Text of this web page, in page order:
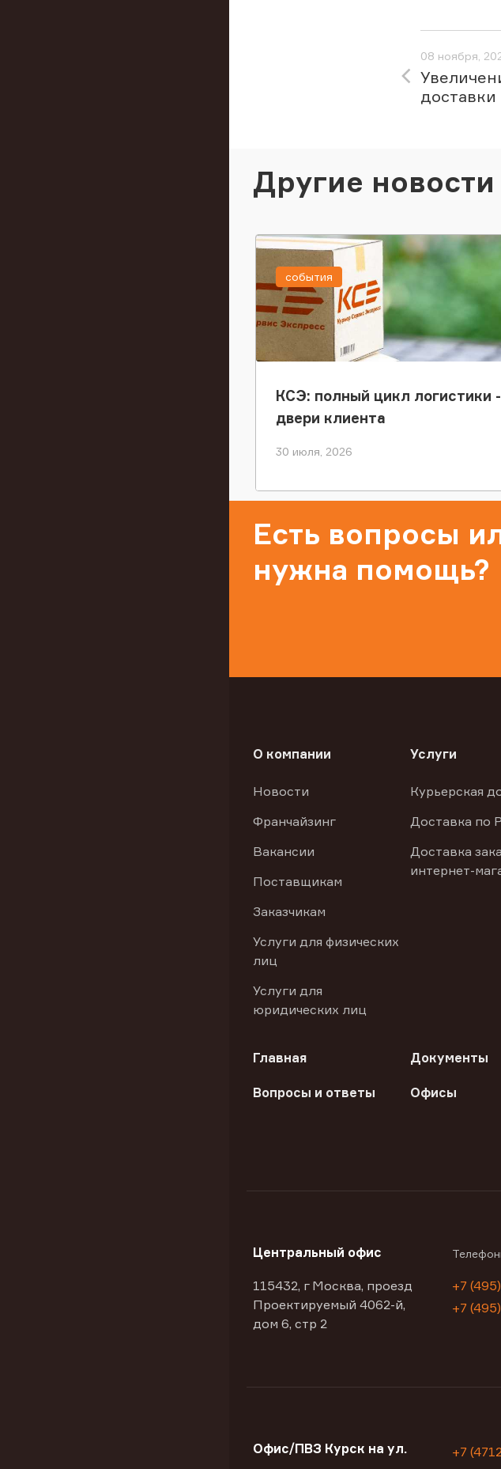
08 ноября,
Другие новости
КСЭ: полный цикл логистики
двери клиента
30 июля, 2026
события
Есть вопросы
нужна помощь?
О компании
Новости
Франчайзинг
Вакансии
Поставщикам
Заказчикам
Услуги для физических
лиц
Услуги для
юридических лиц
Услуги
Курьерская
Доставка по
Доставка
интернет-
Главная Документы
Вопросы и ответы Офисы
Центральный офис
115432, г Москва, проезд
Проектируемый 4062-й,
дом 6, стр 2
+7
+7
Офис/ПВЗ Курск на ул.
+7